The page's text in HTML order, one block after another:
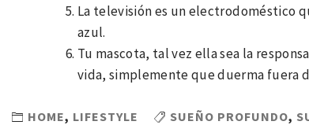
La televisión es un electrodoméstico
azul.
Tu mascota, tal vez ella sea la
vida, simplemente que duerma fuera
HOME, LIFESTYLE SUEÑO PROFUNDO,